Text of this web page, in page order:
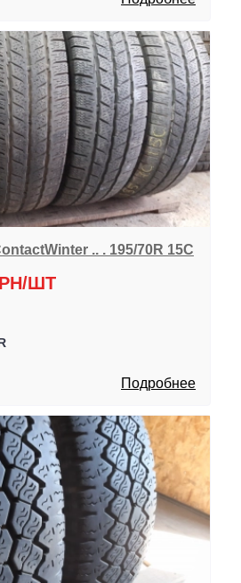
.. . 195/70R 15C
ШТ
Подробнее